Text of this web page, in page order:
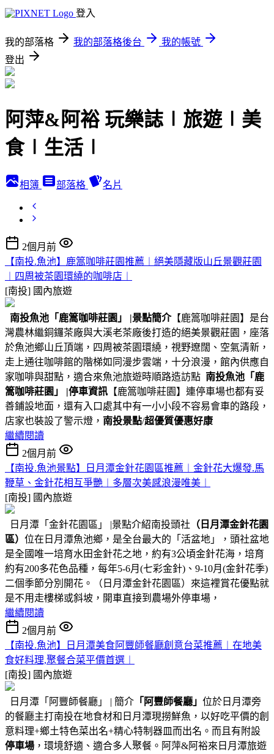
登入
我的部落格 我的部落格後台
我的帳號
登出
阿萍&阿裕 玩樂誌∣旅遊∣美
食∣生活∣
相簿 部落格 名片
2個月前
【南投.魚池】鹿篙咖啡莊園推薦︱絕美隱藏版山丘景觀莊園
︱四周被茶園環繞的咖啡店︱
[南投] 國內旅遊
南投魚池 「鹿篙咖啡莊園」 |景點簡介【鹿篙咖啡莊園】是台
灣農林繼銅鑼茶廠與大溪老茶廠後打造的絕美景觀莊園，座落
於魚池鄉山丘頂端，四周被茶園環繞，視野遼闊、空氣清新，
走上通往咖啡館的階梯如同漫步雲端，十分浪漫，館內供應自
家咖啡與甜點，適合來魚池旅遊時順路造訪點 南投魚池 「鹿
篙咖啡莊園」
|停車資訊 【鹿篙咖啡莊園】連停車場也都有妥
善鋪設地面，還有入口處其中有一小小段不容易會車的路段，
店家也裝設了警示燈， 南投景點/超優質優惠好康
繼續閱讀
2個月前
【南投.魚池景點】日月潭金針花園區推薦︱金針花大爆發.馬
鞭草、金針花相互爭艷︱多層次美感浪漫唯美︱
[南投] 國內旅遊
日月潭「金針花園區」 |景點介紹南投頭社 （日月潭金針花園
區） 位在日月潭魚池鄉，是全台最大的「活盆地」，頭社盆地
是全國唯一培育水田金針花之地，約有3公頃金針花海，培育
約有200多花色品種，每年5-6月(七彩金針)、9-10月(金針花季)
二個季節分別開花。（日月潭金針花園區）來這裡賞花優點就
是不用走樓梯或斜坡，開車直接到農場外停車場，
繼續閱讀
2個月前
【南投.魚池】日月潭美食阿豐師餐廳創意台菜推薦︱在地美
食好料理,聚餐合菜平價首選︱
[南投] 國內旅遊
日月潭「阿豐師餐廳」 | 簡介 「阿豐師餐廳」 位於日月潭旁
的餐廳主打南投在地食材和日月潭現撈鮮魚，以好吃平價的創
意料理+鄉土特色菜出名+精心特制器皿而出名。而且有附設
停車場 ，環境舒適、適合多人聚餐。阿萍&阿裕來日月潭旅遊